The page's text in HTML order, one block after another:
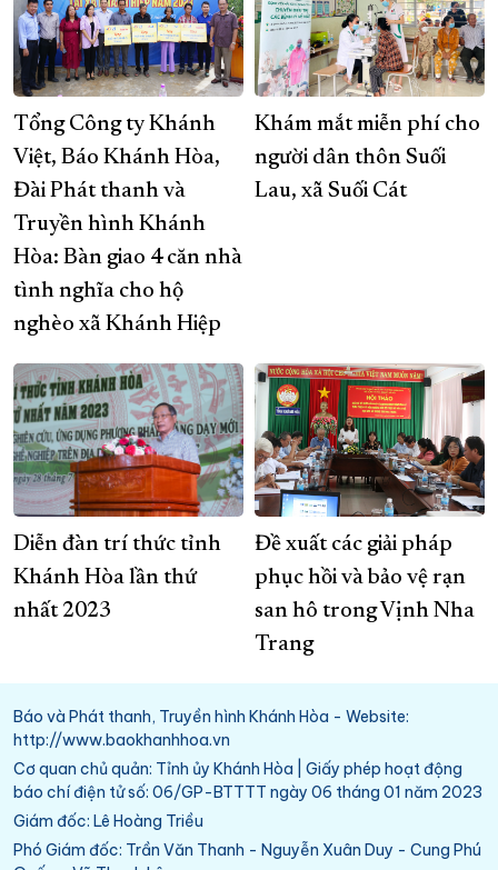
Tổng Công ty Khánh
Việt, Báo Khánh Hòa,
Đài Phát thanh và
Truyền hình Khánh
Hòa: Bàn giao 4 căn nhà
tình nghĩa cho hộ
nghèo xã Khánh Hiệp
Khám mắt miễn phí cho
người dân thôn Suối
Lau, xã Suối Cát
Diễn đàn trí thức tỉnh
Khánh Hòa lần thứ
nhất 2023
Đề xuất các giải pháp
phục hồi và bảo vệ rạn
san hô trong Vịnh Nha
Trang
Báo và Phát thanh, Truyền hình Khánh Hòa - Website:
http://www.baokhanhhoa.vn
Cơ quan chủ quản: Tỉnh ủy Khánh Hòa | Giấy phép hoạt động
báo chí điện tử số: 06/GP-BTTTT ngày 06 tháng 01 năm 2023
Giám đốc: Lê Hoàng Triều
Phó Giám đốc: Trần Văn Thanh - Nguyễn Xuân Duy - Cung Phú